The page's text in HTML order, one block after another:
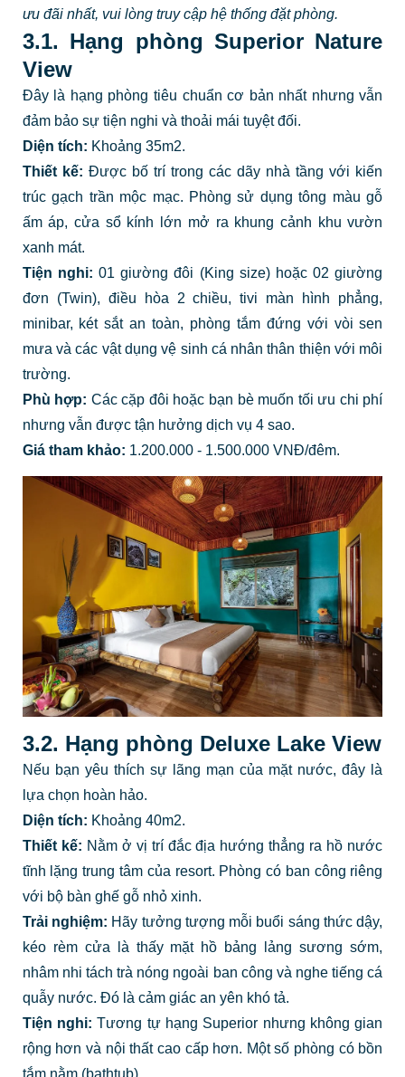
ưu đãi nhất, vui lòng truy cập hệ thống đặt phòng.
3.1. Hạng phòng Superior Nature
View
Đây là hạng phòng tiêu chuẩn cơ bản nhất nhưng vẫn
đảm bảo sự tiện nghi và thoải mái tuyệt đối.
Diện tích: Khoảng 35m2.
Thiết kế: Được bố trí trong các dãy nhà tầng với kiến
trúc gạch trần mộc mạc. Phòng sử dụng tông màu gỗ
ấm áp, cửa sổ kính lớn mở ra khung cảnh khu vườn
xanh mát.
Tiện nghi: 01 giường đôi (King size) hoặc 02 giường
đơn (Twin), điều hòa 2 chiều, tivi màn hình phẳng,
minibar, két sắt an toàn, phòng tắm đứng với vòi sen
mưa và các vật dụng vệ sinh cá nhân thân thiện với môi
trường.
Phù hợp: Các cặp đôi hoặc bạn bè muốn tối ưu chi phí
nhưng vẫn được tận hưởng dịch vụ 4 sao.
Giá tham khảo: 1.200.000 - 1.500.000 VNĐ/đêm.
3.2. Hạng phòng Deluxe Lake View
Nếu bạn yêu thích sự lãng mạn của mặt nước, đây là
lựa chọn hoàn hảo.
Diện tích: Khoảng 40m2.
Thiết kế: Nằm ở vị trí đắc địa hướng thẳng ra hồ nước
tĩnh lặng trung tâm của resort. Phòng có ban công riêng
với bộ bàn ghế gỗ nhỏ xinh.
Trải nghiệm: Hãy tưởng tượng mỗi buổi sáng thức dậy,
kéo rèm cửa là thấy mặt hồ bảng lảng sương sớm,
nhâm nhi tách trà nóng ngoài ban công và nghe tiếng cá
quẫy nước. Đó là cảm giác an yên khó tả.
Tiện nghi: Tương tự hạng Superior nhưng không gian
rộng hơn và nội thất cao cấp hơn. Một số phòng có bồn
tắm nằm (bathtub).